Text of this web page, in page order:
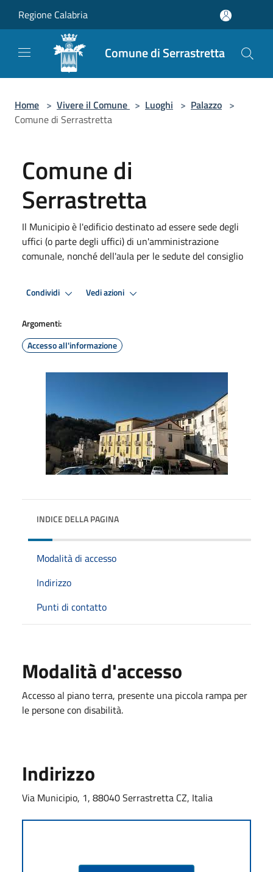
Regione Calabria
Comune di Serrastretta
Home > Vivere il Comune > Luoghi > Palazzo >
Comune di Serrastretta
Comune di
Serrastretta
Il Municipio è l'edificio destinato ad essere sede degli
uffici (o parte degli uffici) di un'amministrazione
comunale, nonché dell'aula per le sedute del consiglio
Condividi Vedi azioni
Argomenti:
Accesso all'informazione
INDICE DELLA PAGINA
Modalità di accesso
Indirizzo
Punti di contatto
Modalità d'accesso
Accesso al piano terra, presente una piccola rampa per
le persone con disabilità.
Indirizzo
Via Municipio, 1, 88040 Serrastretta CZ, Italia